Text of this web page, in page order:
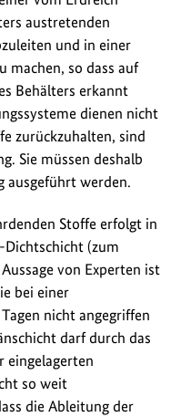
austretenden
und in einer
machen, so dass auf
Behälters erkannt
dienen nicht
zurückzuhalten, sind
Sie müssen deshalb
ausgeführt werden.
Stoffe erfolgt in
(zum
von Experten ist
bei einer
nicht angegriffen
darf durch das
eingelagerten
so weit
die Ableitung der